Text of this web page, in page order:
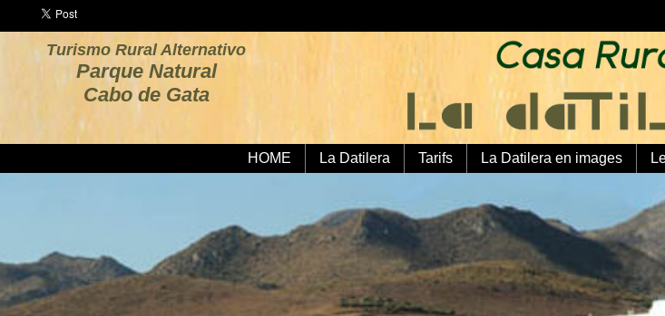
Turismo Rural Alternativo
Parque Natural
Cabo de Gata
HOME La Datilera Tarifs La Datilera en images